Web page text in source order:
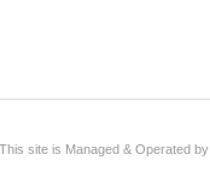
site is Managed & Operated by